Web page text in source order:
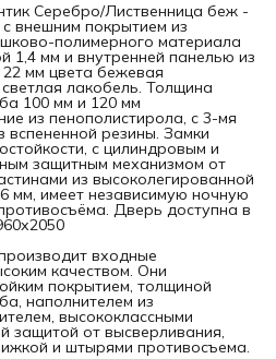
Серебро/Лиственница беж -
внешним покрытием из
полимерного материала
1,4 мм и внутренней панелью из
мм цвета бежевая
лакобель. Толщина
100 мм и 120 мм
из пенополистирола, с 3-мя
вспененной резины. Замки
с цилиндровым и
защитным механизмом от
из высоколегированной
мм, имеет независимую ночную
Дверь доступна в
входные
качеством. Они
покрытием, толщиной
наполнителем из
высококлассными
защитой от высверливания,
и штырями противосъема.